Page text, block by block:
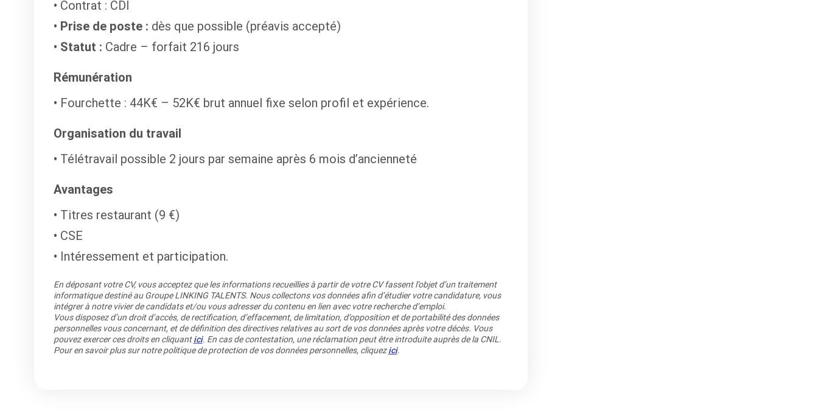
Contrat : CDI
Prise de poste : dès que possible (préavis accepté)
Statut : Cadre – forfait 216 jours
Rémunération
Fourchette : 44K€ – 52K€ brut annuel fixe selon profil et expérience.
Organisation du travail
Télétravail possible 2 jours par semaine après 6 mois d’ancienneté
Avantages
Titres restaurant (9 €)
CSE
Intéressement et participation.
En déposant votre CV, vous acceptez que les informations recueillies à partir de votre CV fassent l’objet d’un traitement
informatique destiné au Groupe LINKING TALENTS. Nous collectons vos données afin d’étudier votre candidature, vous
intégrer à notre vivier de candidats et/ou vous adresser du contenu en lien avec votre recherche d’emploi.
Vous disposez d’un droit d’accès, de rectification, d’effacement, de limitation, d’opposition et de portabilité des données
personnelles vous concernant, et de définition des directives relatives au sort de vos données après votre décès. Vous
pouvez exercer ces droits en cliquantici. En cas de contestation, une réclamation peut être introduite auprès de la CNIL.
Pour en savoir plus sur notre politique de protection de vos données personnelles, cliquezici.